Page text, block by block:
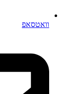
וואטסאפ